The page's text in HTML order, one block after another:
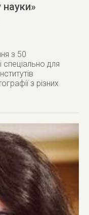
науки»
з 50
для
з різних